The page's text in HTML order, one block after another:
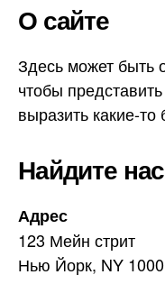
e
r
a
m
i
О сайте
Здесь может быть
чтобы
выразить какие-то
Найдите нас
Адрес
123 Мейн стрит
Нью Йорк, NY